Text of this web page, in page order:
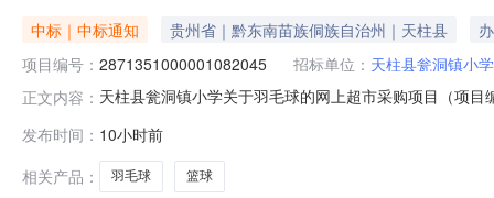
中标｜中标通知 贵州省｜黔东南苗族侗族自治州｜天柱县
项目编号： 2871351000001082045 招标单位： 天柱县瓮洞镇小学
正文内容： 天柱县瓮洞镇小学关于羽毛球的网上超市采购项目（项
政区划编码:522627项目所在行政区划名称:贵州省黔东
发布时间： 10小时前
相关产品：
羽毛球 篮球